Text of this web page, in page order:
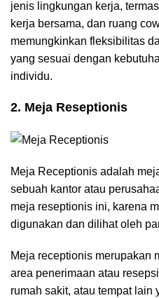
jenis lingkungan kerja,
kerja bersama, dan ruang
memungkinkan fleksibilitas
yang sesuai dengan
individu.
2. Meja Reseptionis
Meja Receptionis adalah
sebuah kantor atau
meja reseptionis ini, karena
digunakan dan dilihat oleh
Meja receptionis merupakan
area penerimaan atau
rumah sakit, atau tempat lain